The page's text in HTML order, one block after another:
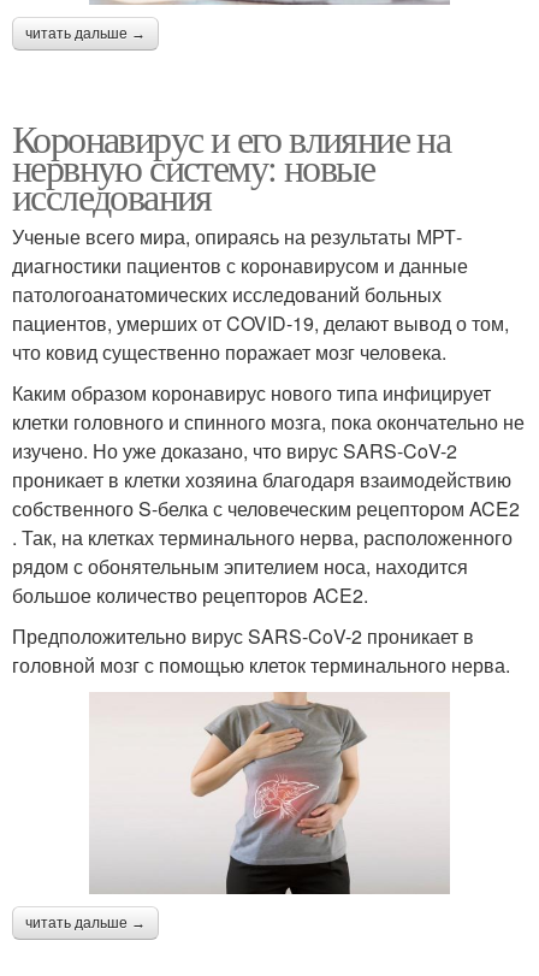
читать дальше →
Коронавирус и его влияние на
нервную систему: новые
исследования
Ученые всего мира, опираясь на результаты МРТ-
диагностики пациентов с коронавирусом и данные
патологоанатомических исследований больных
пациентов, умерших от COVID-19, делают вывод о том,
что ковид существенно поражает мозг человека.
Каким образом коронавирус нового типа инфицирует
клетки головного и спинного мозга, пока окончательно не
изучено. Но уже доказано, что вирус SARS-CoV-2
проникает в клетки хозяина благодаря взаимодействию
собственного S-белка с человеческим рецептором ACE2
. Так, на клетках терминального нерва, расположенного
рядом с обонятельным эпителием носа, находится
большое количество рецепторов ACE2.
Предположительно вирус SARS-CoV-2 проникает в
головной мозг с помощью клеток терминального нерва.
читать дальше →